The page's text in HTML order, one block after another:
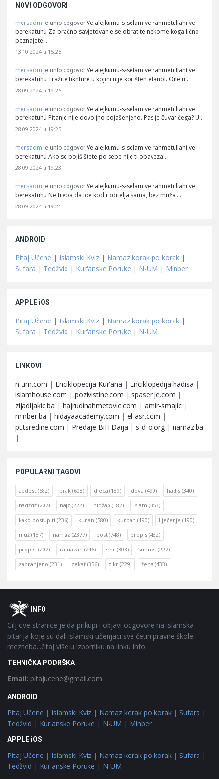
NOVI ODGOVORI
mersadm je unio odgovor Ve alejkumu-s-selam ve rahmetullahi ve
berekatuhu Za bračno savjetovanje se obratite nekome koga lično
poznajete.…
13.10.2024 u 15:25
mersadm je unio odgovor Ve alejkumu-s-selam ve rahmetullahi ve
berekatuhu Tražite tiknture u kojim nije korišten etanol. One u…
28.09.2024 u 19:26
mersadm je unio odgovor Ve alejkumu-s-selam ve rahmetullahi ve
berekatuhu Pitanje nije dovoljno pojašenjeno. Pas je čuvar čega? U…
28.09.2024 u 19:25
mersadm je unio odgovor Ve alejkumu-s-selam ve rahmetullahi ve
berekatuhu Ako se bojiš štete po sebe nije ti obaveza…
28.09.2024 u 19:23
mersadm je unio odgovor Ve alejkumu-s-selam ve rahmetullahi ve
berekatuhu Ne treba da ide kod roditelja sama, bez muža.…
28.09.2024 u 19:21
ANDROID
Pitaj Učene | Islamski Kviz | Namaz korak po korak |
Sufara | Tedžvid | Kur'anske Poruke | N-UM | Minber
APPLE iOS
Pitaj Učene | Islamski Kviz | Namaz korak po korak |
Sufara | Tedžvid | Kur'anske Poruke | N-UM
LINKOVI
n-um.com | Enciklopedija Kur'ana | Enciklopedija hadisa |
islamhouse.com | pozivistine.com | spasenje.com |
zijadljakic.ba | hajrudinahmetovic.com | amir-smajic |
minber.ba | hidayaacademy.com | el-asr.com |
putsredine.com | Predaje BiH Daija | s-d-o.org | namaz.ba
|
POPULARNI TAGOVI
abdest (582) brak (608) djeca (189) dova (490) hadis (340)
hadždž (207) hajz (222) hidžab (187) islam (353)
kako postupiti (236) kur'an (580) kurban (190) liječenje (190)
muž (187) namaz (2377) post (748) propis (432)
propisi (207) ramazan (246) sihr (303) sunnet (227)
zabranjeno (231) zekat (356) zikr (229) žena (433)
FooterOINFO
Cilj ove stranice je da prikupi i objavi odgovore na islamska
pitanja koje su dali islamski učenjaci sve četiri pravne škole-
mezheba...čitaj više u izborniku na linku Info.
TEHNIČKA PODRŠKA
Email: pitajucene@gmail.com
ANDROID
Pitaj Učene | Islamski Kviz | Namaz korak po korak | Sufara |
Tedžvid | Kur'anske Poruke | N-UM | Minber
APPLE iOS
Pitaj Učene | Islamski Kviz | Namaz korak po korak | Sufara |
Tedžvid | Kur'anske Poruke | N-UM